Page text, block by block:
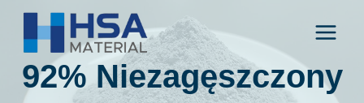
Przejdź
treści
92% Niezagęszczony